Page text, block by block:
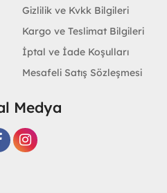
Gizlilik ve Kvkk Bilgileri
Kargo ve Teslimat Bilgileri
İptal ve İade Koşulları
Mesafeli Satış Sözleşmesi
Medya